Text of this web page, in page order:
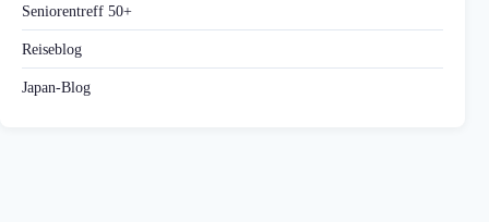
Seniorentreff 50+
Reiseblog
Japan-Blog